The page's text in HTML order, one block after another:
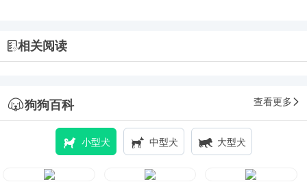
相关阅读
狗狗百科 查看更多
小型犬 中型犬 大型犬